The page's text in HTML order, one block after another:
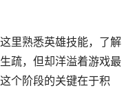
里熟悉英雄技能，了解
疏，但却洋溢着游戏最
个阶段的关键在于积